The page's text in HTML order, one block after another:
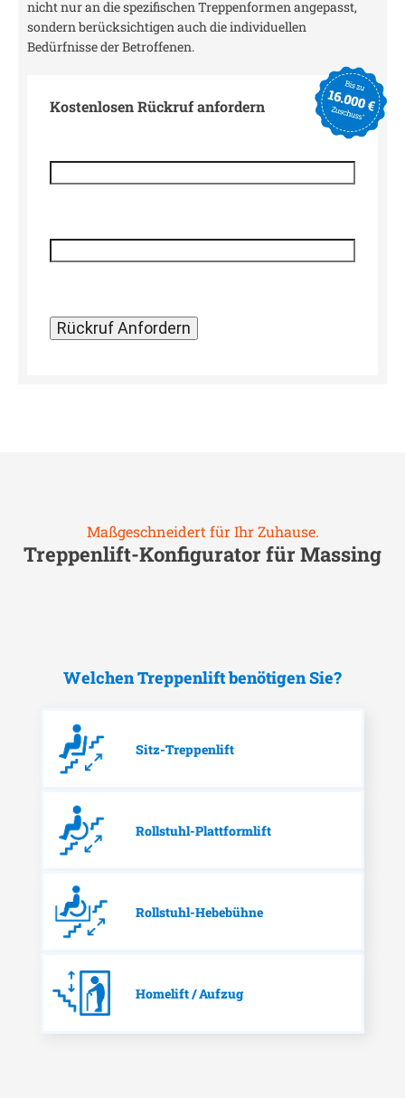
nicht nur an die spezifischen Treppenformen angepasst,
sondern berücksichtigen auch die individuellen
Bedürfnisse der Betroffenen.
Kostenlosen Rückruf anfordern
Maßgeschneidert für Ihr Zuhause.
Treppenlift-Konfigurator fürMassing
Welchen Treppenlift benötigen Sie?
Sitz-Treppenlift
Rollstuhl-Plattformlift
Rollstuhl-Hebebühne
Homelift / Aufzug